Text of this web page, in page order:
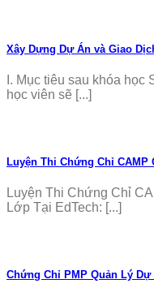
Xây Dựng Dự Án và Giao
I. Mục tiêu sau khóa
học viên sẽ [...]
Luyện Thi Chứng Chỉ CAMP
Luyện Thi Chứng Chỉ
Lớp Tại EdTech: [...]
Chứng Chỉ PMP Quản Lý Dự